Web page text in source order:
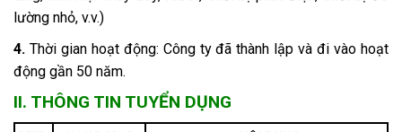
lường nhỏ, v.v.)
4. Thời gian hoạt động: Công ty đã thành lập và đi vào hoạt
động gần 50 năm.
II. THÔNG TIN TUYỂN DỤNG